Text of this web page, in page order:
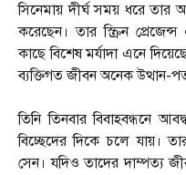
সিনেমায় দীর্ঘ সময় ধরে তার
করেছেন। তার স্ক্রিন
কাছে বিশেষ মর্যাদা এনে
ব্যক্তিগত জীবন অনেক উত্থান-
তিনি তিনবার বিবাহবন্ধনে
বিচ্ছেদের দিকে চলে যায়।
সেন। যদিও তাদের দাম্পত্য